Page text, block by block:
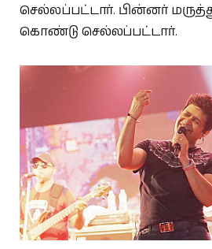
செல்லப்பட்டார். பின்னர்
கொண்டு செல்லப்பட்டார்.